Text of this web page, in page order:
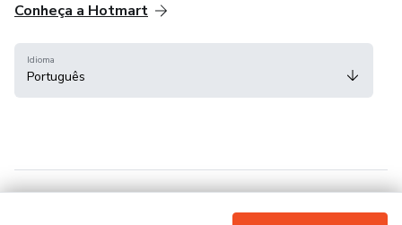
Conheça a Hotmart
Idioma
Português